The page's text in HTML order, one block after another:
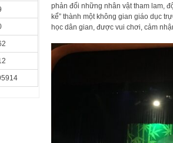
phản đối những nhân vật tham lam,
kể” thành một không gian giáo dục
học dân gian, được vui chơi, cảm